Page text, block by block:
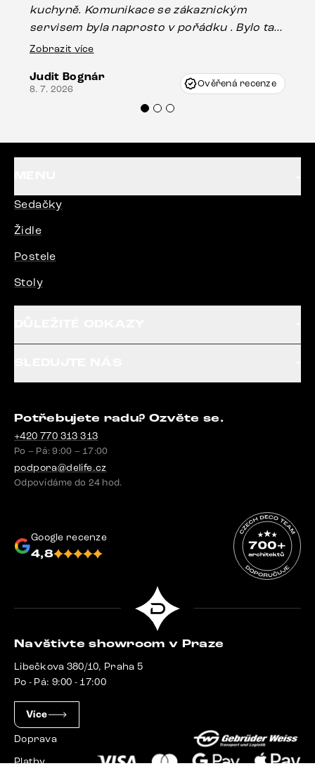
kuchyně. Komunikace se zákaznickým
servisem byla naprosto v pořádku . Bylo tam
drobné poškození u nohy stolu, které mohlo
Vincze mi velmi korektně vyšli vstříc.
Doporučuji produkty Delife všem.“
Zobrazit více
Judit Bognár
8. 7. 2026 Ověřená recenze
Sedačky
Židle
Postele
Stoly
Potřebujete radu? Ozvěte se.
+420 770 313 313
Po – Pá: 9:00 – 17:00
podpora@delife.cz
Odpovídáme do 24 hod.
Google recenze
4,8
Navštivte showroom v Praze
Libečkova 380/10, Praha 5
Po - Pá: 9:00 - 17:00
Více
Doprava
Platby